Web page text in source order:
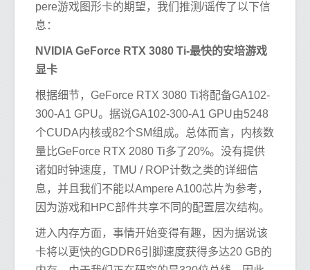
pere游戏图形卡的期望，我们推测/谣传了以下信
息：
NVIDIA GeForce RTX 3080 Ti-最快的安培游戏
显卡
根据细节，GeForce RTX 3080 Ti将配备GA102-
300-A1 GPU。据说GA102-300-A1 GPU由5248
个CUDA内核或82个SM组成。总体而言，内核数
量比GeForce RTX 2080 Ti多了20%。没有提供
诸如时钟速度，TMU / ROP计数之类的详细信
息，并且我们不能以Ampere A100芯片为参考，
因为游戏和HPC部件共享不同的配置层次结构。
进入内存方面，事情开始变得有趣，因为据说该
卡将以更快的GDDR6引脚速度获得多达20 GB的